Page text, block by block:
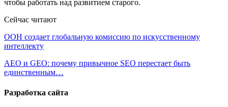
чтобы работать над развитием старого.
Сейчас читают
ООН создает глобальную комиссию по искусственному
интеллекту
AEO и GEO: почему привычное SEO перестает быть
единственным…
Разработка сайта